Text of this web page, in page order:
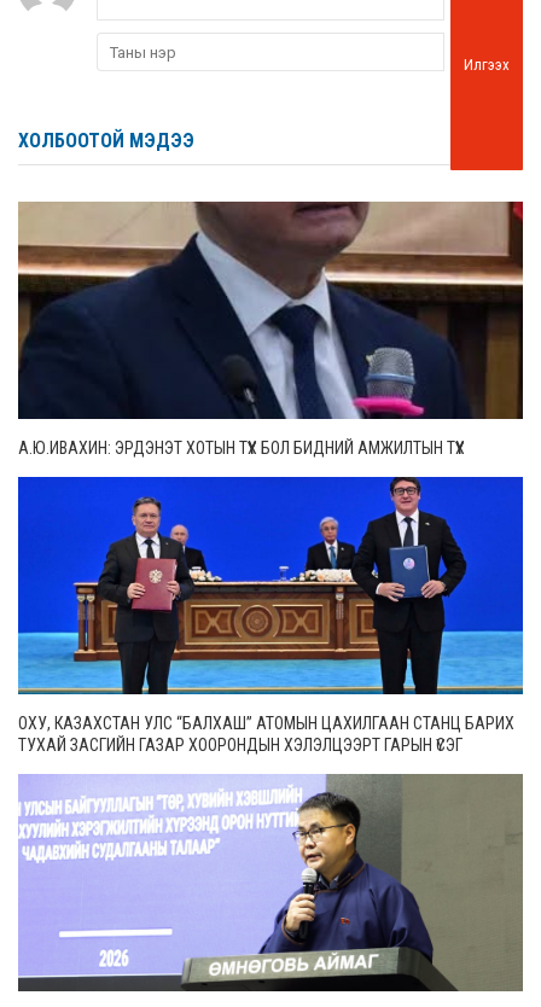
Илгээх
ХОЛБООТОЙ МЭДЭЭ
А.Ю.ИВАХИН: ЭРДЭНЭТ ХОТЫН ТҮҮХ БОЛ БИДНИЙ АМЖИЛТЫН ТҮҮХ
ОХУ, КАЗАХСТАН УЛС “БАЛХАШ” АТОМЫН ЦАХИЛГААН СТАНЦ БАРИХ
ТУХАЙ ЗАСГИЙН ГАЗАР ХООРОНДЫН ХЭЛЭЛЦЭЭРТ ГАРЫН ҮСЭГ